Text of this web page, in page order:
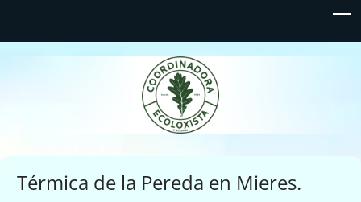
Coordinadora Ecoloxista
d'Asturies
Térmica de la Pereda en Mieres.